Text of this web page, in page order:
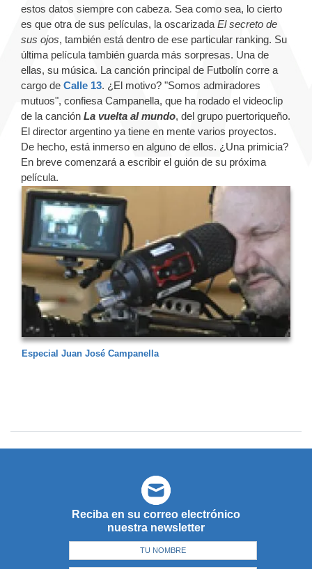
estos datos siempre con cabeza. Sea como sea, lo cierto
es que otra de sus películas, la oscarizada El secreto de
sus ojos, también está dentro de ese particular ranking. Su
última película también guarda más sorpresas. Una de
ellas, su música. La canción principal de Futbolín corre a
cargo de Calle 13. ¿El motivo? "Somos admiradores
mutuos", confiesa Campanella, que ha rodado el videoclip
de la canción La vuelta al mundo, del grupo puertoriqueño.
El director argentino ya tiene en mente varios proyectos.
De hecho, está inmerso en alguno de ellos. ¿Una primicia?
En breve comenzará a escribir el guión de su próxima
película.
Especial Juan José Campanella
Reciba en su correo electrónico
nuestra newsletter